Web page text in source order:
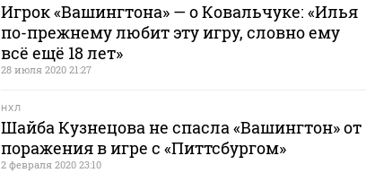
Игрок «Вашингтона» — о Ковальчуке: «Илья
по-прежнему любит эту игру, словно ему
всё ещё 18 лет»
28 июля 2020 21:27
НХЛ
Шайба Кузнецова не спасла «Вашингтон» от
поражения в игре с «Питтсбургом»
2 февраля 2020 23:10